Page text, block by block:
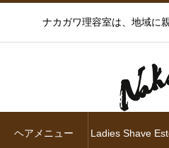
ナカガワ理容室は、地域に
ヘアメニュー Ladies Shave